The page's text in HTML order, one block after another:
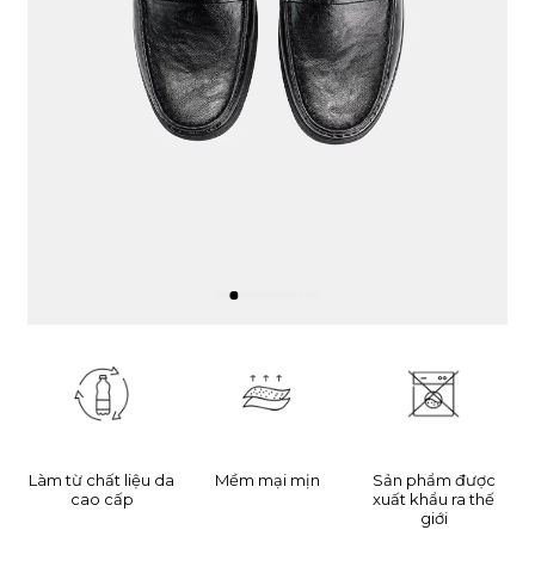
Sản phẩm được
xuất khẩu ra thế
giới
Mềm mại mịn
Làm từ chất liệu da
cao cấp